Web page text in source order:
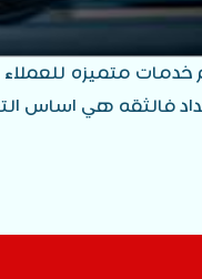
خدمات متميزه
فالثقه هي اساس